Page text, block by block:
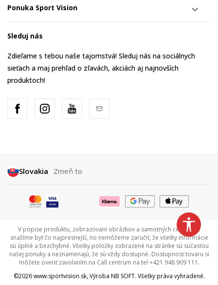
Ponuka Sport Vision
Sleduj nás
Zdieľame s tebou naše tajomstvá! Sleduj nás na sociálnych
sieťach a maj prehľad o zľavách, akciách aj najnovších
produktoch!
Slovakia Zmeň to
V popise produktu, zobrazovaní obrázkov a samotných cenách sa
snažíme byť čo najpresnejší, no nemôžeme zaručiť, že všetky informácie
sú úplné a bezchybné. Všetky položky zobrazené na stránke sú súčasťou
našej ponuky a neznamenajú, že sú vždy dostupné. Dostupnosť tovaru si
môžete overiť zavolaním na Call centrum na tel +421 948 909 111.
©2026www.sportvision.sk, Výroba NB SOFT. Všetky práva vyhradené.